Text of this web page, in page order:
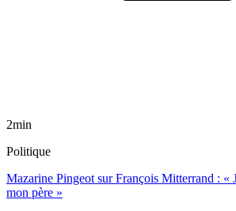
2min
Politique
Mazarine Pingeot sur François Mitterrand : «
mon père »